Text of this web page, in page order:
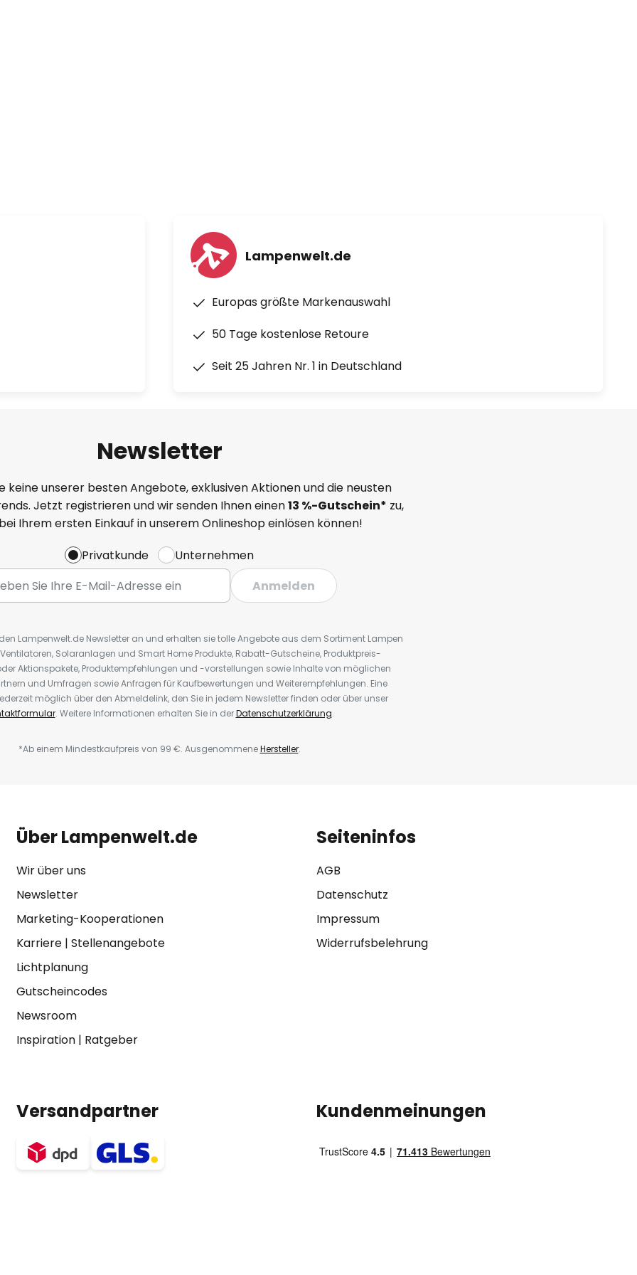
Lampenwelt.de
Europas größte Markenauswahl
50 Tage kostenlose Retoure
Seit 25 Jahren Nr. 1 in Deutschland
Newsletter
keine unserer besten Angebote, exklusiven Aktionen und die neusten
Jetzt registrieren und wir senden Ihnen einen13 %-Gutschein* zu,
Ihrem ersten Einkauf in unserem Onlineshop einlösen können!
Privatkunde
Unternehmen
Anmelden
Lampenwelt.de Newsletter an und erhalten sie tolle Angebote aus dem Sortiment Lampen
Solaranlagen und Smart Home Produkte, Rabatt-Gutscheine, Produktpreis-
Aktionspakete, Produktempfehlungen und -vorstellungen sowie Inhalte von möglichen
und Umfragen sowie Anfragen für Kaufbewertungen und Weiterempfehlungen. Eine
möglich über den Abmeldelink, den Sie in jedem Newsletter finden oder über unser
. Weitere Informationen erhalten Sie in derDatenschutzerklärung.
*Ab einem Mindestkaufpreis von 99 €. AusgenommeneHersteller.
Über Lampenwelt.de
Wir über uns
Newsletter
Marketing-Kooperationen
Karriere| Stellenangebote
Lichtplanung
Gutscheincodes
Newsroom
Inspiration| Ratgeber
Seiteninfos
AGB
Datenschutz
Impressum
Widerrufsbelehrung
Versandpartner Kundenmeinungen